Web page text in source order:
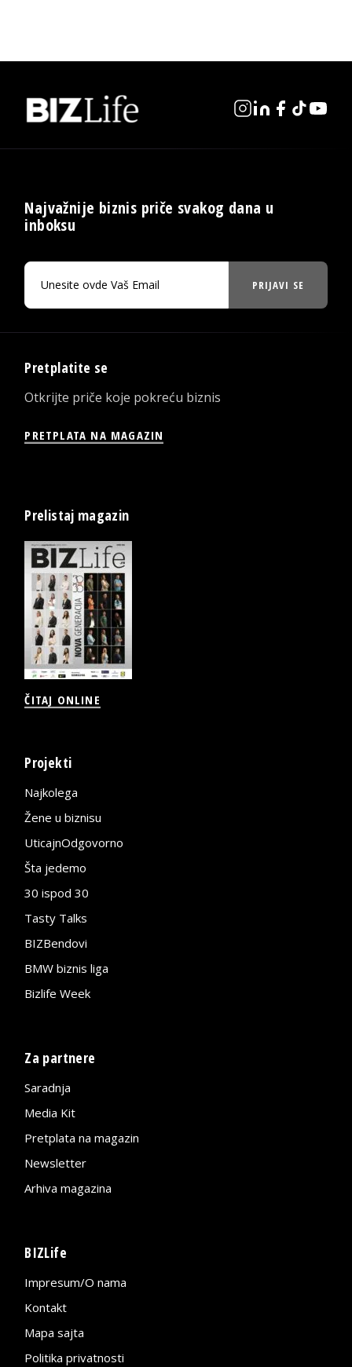
Najvažnije biznis priče svakog dana u
inboksu
PRIJAVI SE
Pretplatite se
Otkrijte priče koje pokreću biznis
PRETPLATA NA MAGAZIN
Prelistaj magazin
ČITAJ ONLINE
Projekti
Najkolega
Žene u biznisu
UticajnOdgovorno
Šta jedemo
30 ispod 30
Tasty Talks
BIZBendovi
BMW biznis liga
Bizlife Week
Za partnere
Saradnja
Media Kit
Pretplata na magazin
Newsletter
Arhiva magazina
BIZLife
Impresum/O nama
Kontakt
Mapa sajta
Politika privatnosti